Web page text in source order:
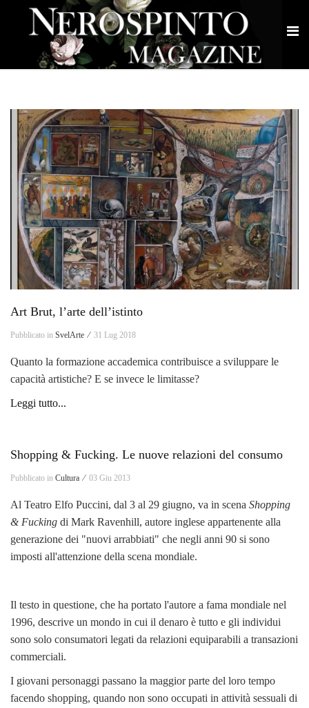
Art Brut, l’arte dell’istinto
Pubblicato in SvelArte ⁄ 31 Lug 2018
Quanto la formazione accademica contribuisce a sviluppare le
capacità artistiche? E se invece le limitasse?
Leggi tutto...
Shopping & Fucking. Le nuove relazioni del consumo
Pubblicato in Cultura ⁄ 03 Giu 2013
Al Teatro Elfo Puccini, dal 3 al 29 giugno, va in scena Shopping
& Fucking di Mark Ravenhill, autore inglese appartenente alla
generazione dei "nuovi arrabbiati" che negli anni 90 si sono
imposti all'attenzione della scena mondiale.
Il testo in questione, che ha portato l'autore a fama mondiale nel
1996, descrive un mondo in cui il denaro è tutto e gli individui
sono solo consumatori legati da relazioni equiparabili a transazioni
commerciali.
I giovani personaggi passano la maggior parte del loro tempo
facendo shopping, quando non sono occupati in attività sessuali di